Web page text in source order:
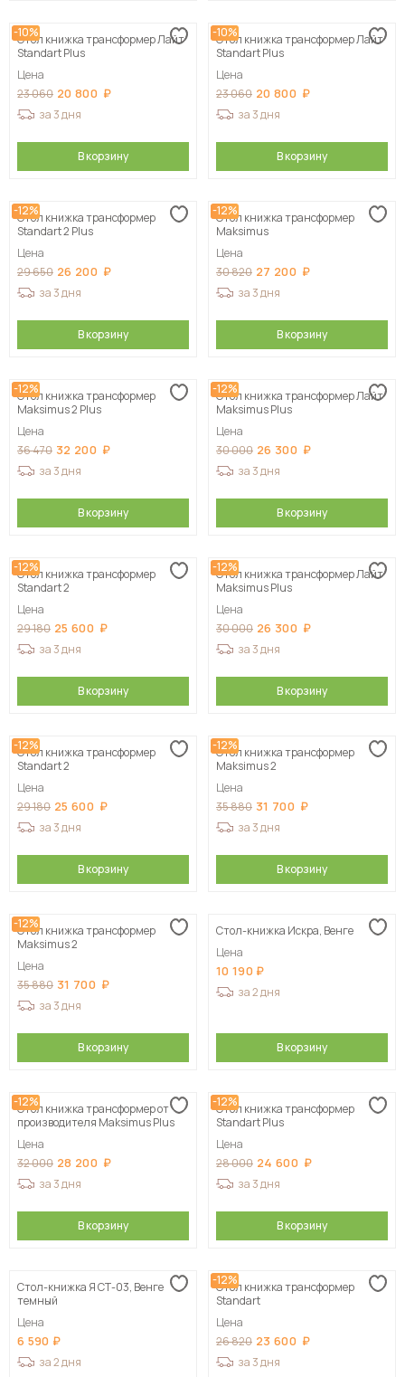
-10%
Стол книжка трансформер Лайт
Standart Plus
Цена
23 060 20 800
за 3 дня
В корзину
-10%
Стол книжка трансформер Лайт
Standart Plus
Цена
23 060 20 800
за 3 дня
В корзину
-12%
Стол книжка трансформер
Standart 2 Plus
Цена
29 650 26 200
за 3 дня
В корзину
-12%
Стол книжка трансформер
Maksimus
Цена
30 820 27 200
за 3 дня
В корзину
-12%
Стол книжка трансформер
Maksimus 2 Plus
Цена
36 470 32 200
за 3 дня
В корзину
-12%
Стол книжка трансформер Лайт
Maksimus Plus
Цена
30 000 26 300
за 3 дня
В корзину
-12%
Стол книжка трансформер
Standart 2
Цена
29 180 25 600
за 3 дня
В корзину
-12%
Стол книжка трансформер Лайт
Maksimus Plus
Цена
30 000 26 300
за 3 дня
В корзину
-12%
Стол книжка трансформер
Standart 2
Цена
29 180 25 600
за 3 дня
В корзину
-12%
Стол книжка трансформер
Maksimus 2
Цена
35 880 31 700
за 3 дня
В корзину
-12%
Стол книжка трансформер
Maksimus 2
Цена
35 880 31 700
за 3 дня
В корзину
Стол-книжка Искра, Венге
Цена
10 190
за 2 дня
В корзину
-12%
Стол книжка трансформер от
производителя Maksimus Plus
Цена
32 000 28 200
за 3 дня
В корзину
-12%
Стол книжка трансформер
Standart Plus
Цена
28 000 24 600
за 3 дня
В корзину
Стол-книжка Я СТ-03, Венге
темный
Цена
6 590
за 2 дня
-12%
Стол книжка трансформер
Standart
Цена
26 820 23 600
за 3 дня